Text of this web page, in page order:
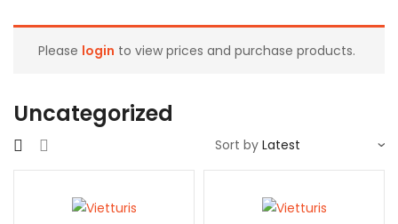
Please login to view prices and purchase products.
Uncategorized
Sort by